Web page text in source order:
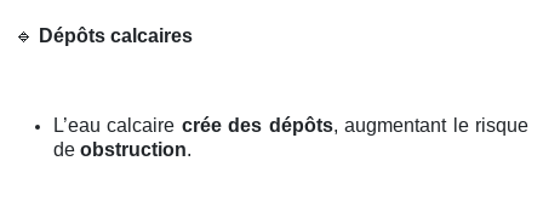
🔹 Dépôts calcaires
L’eau calcaire crée des dépôts, augmentant le risque
de obstruction.